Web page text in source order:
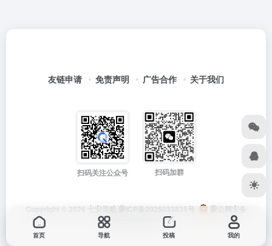
友链申请 免责声明 广告合作 关于我们
扫码关注公众号 扫码加群
Copyright © 2026 七安导航 蒙ICP备2025033835号
蒙公网安备
15012202000171号
首页 导航 投稿 我的